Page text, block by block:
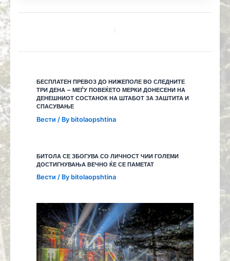
БЕСПЛАТЕН ПРЕВОЗ ДО НИЖЕПОЛЕ ВО СЛЕДНИТЕ
ТРИ ДЕНА – МЕЃУ ПОВЕЌЕТО МЕРКИ ДОНЕСЕНИ НА
ДЕНЕШНИОТ СОСТАНОК НА ШТАБОТ ЗА ЗАШТИТА И
СПАСУВАЊЕ
Вести / By bitolaopshtina
БИТОЛА СЕ ЗБОГУВА СО ЛИЧНОСТ ЧИИ ГОЛЕМИ
ДОСТИГНУВАЊА ВЕЧНО ЌЕ СЕ ПАМЕТАТ
Вести / By bitolaopshtina